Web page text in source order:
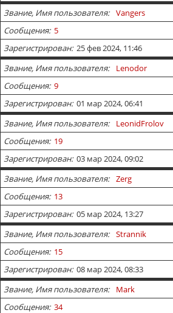
Звание, Имя пользователя
Vangers
Сообщения 5
Зарегистрирован 25 фев 2024, 11:46
Звание, Имя пользователя
Lenodor
Сообщения 9
Зарегистрирован 01 мар 2024, 06:41
Звание, Имя пользователя
LeonidFrolov
Сообщения 19
Зарегистрирован 03 мар 2024, 09:02
Звание, Имя пользователя
Zerg
Сообщения 13
Зарегистрирован 05 мар 2024, 13:27
Звание, Имя пользователя
Strannik
Сообщения 15
Зарегистрирован 08 мар 2024, 08:33
Звание, Имя пользователя
Mark
Сообщения 34